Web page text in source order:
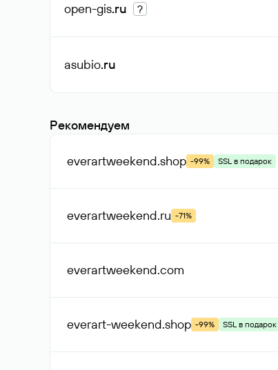
open-gis.ru ?
asubio.ru
Рекомендуем
everartweekend.shop -99% SSL в подарок
everartweekend.ru -71%
everartweekend.com
everart-weekend.shop -99% SSL в подарок